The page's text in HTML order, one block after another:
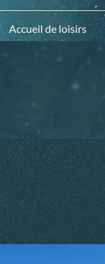
Accueil de loisirs